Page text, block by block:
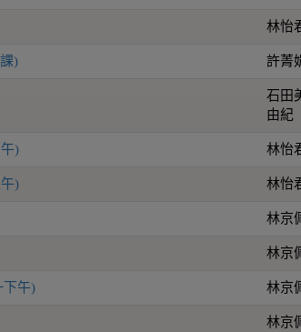
林怡
) 許菁
石田
由紀
) 林怡
) 林怡
林京
林京
下午) 林京
林京